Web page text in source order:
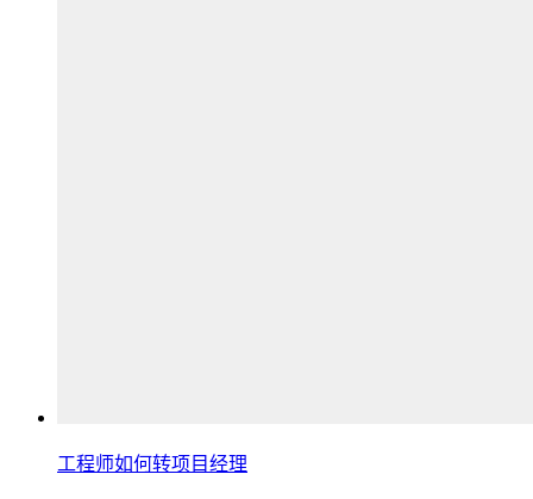
工程师如何转项目经理